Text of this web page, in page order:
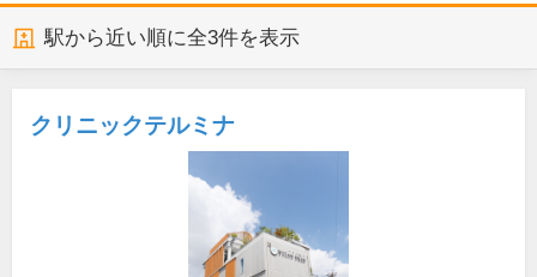
駅から近い順に全3件を表示
クリニックテルミナ